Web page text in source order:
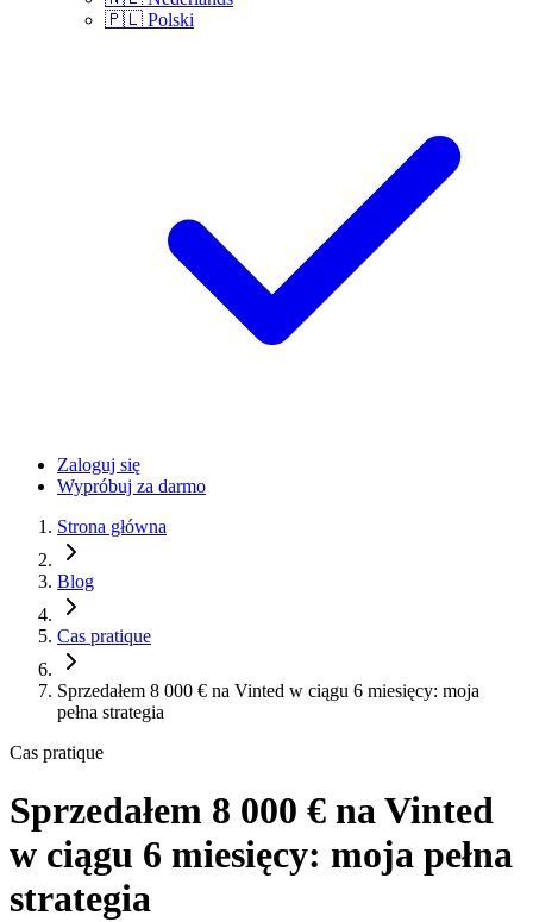
🇵🇱 Polski
Zaloguj się
Wypróbuj za darmo
Strona główna
Blog
Cas pratique
Sprzedałem 8 000 € na Vinted w ciągu 6 miesięcy: moja
pełna strategia
Cas pratique
Sprzedałem 8 000 € na Vinted
w ciągu 6 miesięcy: moja pełna
strategia